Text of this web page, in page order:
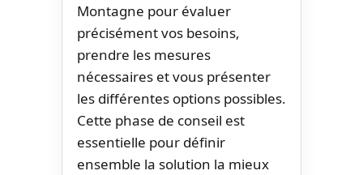
Montagne pour évaluer
précisément vos besoins,
prendre les mesures
nécessaires et vous présenter
les différentes options possibles.
Cette phase de conseil est
essentielle pour définir
ensemble la solution la mieux